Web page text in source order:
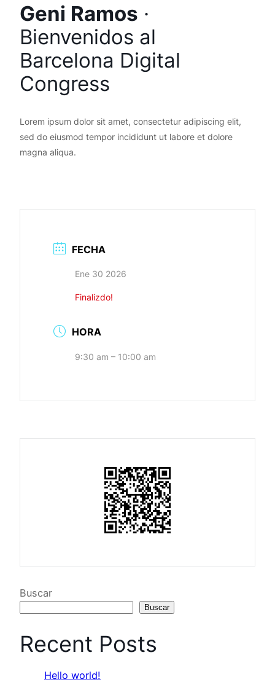
Geni Ramos ·
Bienvenidos al
Barcelona Digital
Congress
Lorem ipsum dolor sit amet, consectetur adipiscing elit,
sed do eiusmod tempor incididunt ut labore et dolore
magna aliqua.
FECHA
Ene 30 2026
Finalizdo!
HORA
9:30 am – 10:00 am
Buscar
Buscar
Recent Posts
Hello world!